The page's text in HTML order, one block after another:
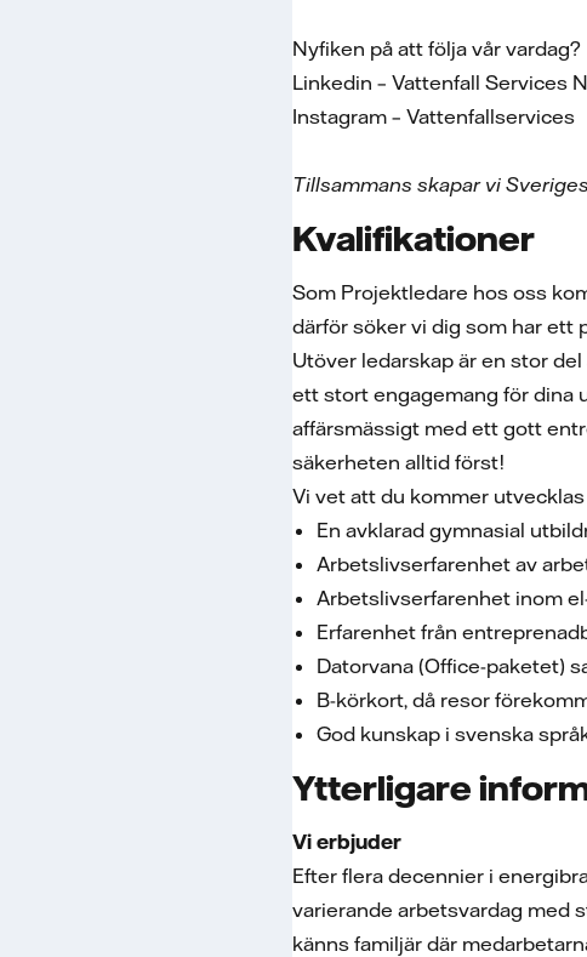
Nyfiken på att följa vår
Linkedin – Vattenfall Services
Instagram – Vattenfallservices
Tillsammans skapar vi
Kvalifikationer
Som Projektledare hos oss
därför söker vi dig som har ett
Utöver ledarskap är en stor
ett stort engagemang för dina
affärsmässigt med ett gott
säkerheten alltid först!
Vi vet att du kommer
En avklarad gymnasial
Arbetslivserfarenhet av
Arbetslivserfarenhet inom
Erfarenhet från
Datorvana (Office-paketet)
B-körkort, då resor
God kunskap i svenska
Ytterligare
Vi erbjuder
Efter flera decennier i
varierande arbetsvardag med
känns familjär där